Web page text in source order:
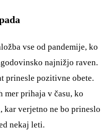
vse od pandemije, ko
najnižjo raven.
prinesle pozitivne obete.
mer prihaja v času, ko
kar verjetno ne bo prineslo
nekaj leti.